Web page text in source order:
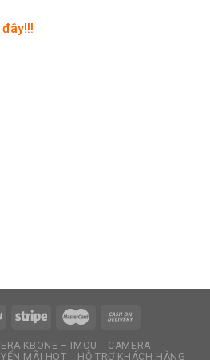
KBONE – IMOU
CAMERA
MÃI HOT HỖ TRỢ KHÁCH HÀNG